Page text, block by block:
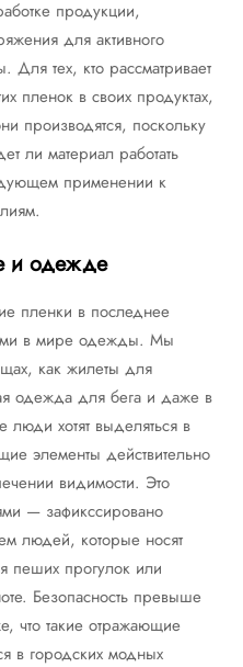
продукции,
для активного
Для тех, кто рассматривает
пленок в своих продуктах,
производятся, поскольку
ли материал работать
применении к
и одежде
пленки в последнее
в мире одежды. Мы
как жилеты для
одежда для бега и даже в
хотят выделяться в
элементы действительно
видимости. Это
— зафикссировано
людей, которые носят
прогулок или
Безопасность превыше
что такие отражающие
в городских модных